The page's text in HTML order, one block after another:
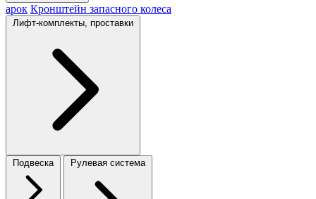
арок Кронштейн запасного колеса
Лифт-комплекты, проставки
Подвеска Рулевая система